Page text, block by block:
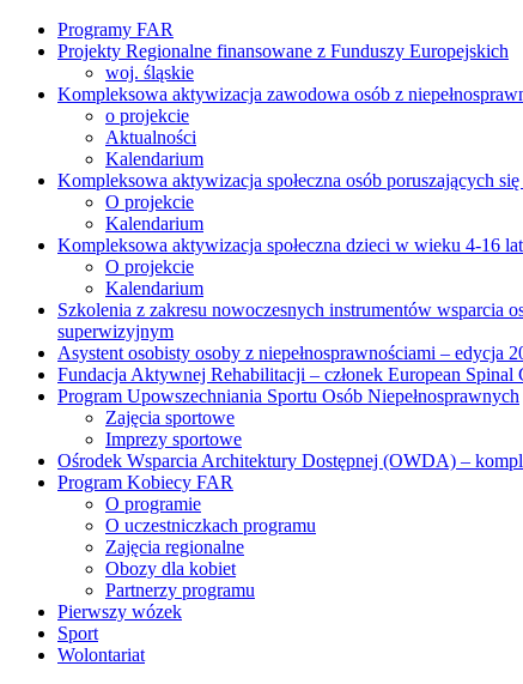
Programy FAR
Projekty Regionalne finansowane z Funduszy Europejskich
woj. śląskie
Kompleksowa aktywizacja zawodowa osób z
o projekcie
Aktualności
Kalendarium
Kompleksowa aktywizacja społeczna osób poruszających
O projekcie
Kalendarium
Kompleksowa aktywizacja społeczna dzieci w wieku 4-16
O projekcie
Kalendarium
Szkolenia z zakresu nowoczesnych instrumentów wsparcia
superwizyjnym
Asystent osobisty osoby z niepełnosprawnościami – edycja
Fundacja Aktywnej Rehabilitacji – członek European Spinal
Program Upowszechniania Sportu Osób Niepełnosprawnych
Zajęcia sportowe
Imprezy sportowe
Ośrodek Wsparcia Architektury Dostępnej (OWDA) –
Program Kobiecy FAR
O programie
O uczestniczkach programu
Zajęcia regionalne
Obozy dla kobiet
Partnerzy programu
Pierwszy wózek
Sport
Wolontariat